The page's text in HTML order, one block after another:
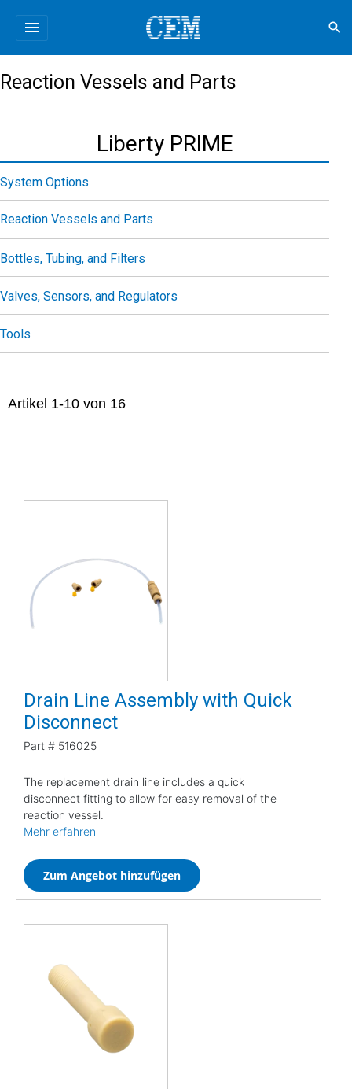
menu search
Reaction Vessels and Parts
Artikel 1-10 von 16
Drain Line Assembly with Quick
Disconnect
Part # 516025
The replacement drain line includes a quick
disconnect fitting to allow for easy removal of the
reaction vessel.
Mehr erfahren
Zum Angebot hinzufügen
Liberty PRIME
System Options
Reaction Vessels and Parts
Bottles, Tubing, and Filters
Valves, Sensors, and Regulators
Tools